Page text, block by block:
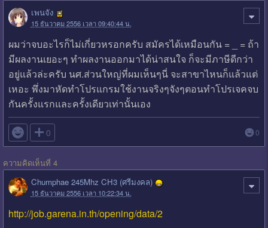
เพนจัง
15 ธันวาคม 2556 เวลา 09:40:44 น.
ผมว่าจบอะไรก็ไม่เกี่ยวหรอกครับ สมัครได้เหมือนกัน = _ = ถ้า
มีผลงานเยอะๆ ทำผลงานออกมาได้น่าสนใจ ก็จะมีภาษีดีกว่า
อยู่แล้วล่ะครับ นศ.ส่วนใหญ่ที่ผมเห็นๆนี่ จะสาขาไหนก็แล้วแต่
เหอะ พึ่งมาหัดทำโปรแกรมใช้งานจริงๆจังๆตอนทำโปรเจคจบ
กันครั้งแรกและครั้งเดียวเท่านั้นเอง
 0 0
ความคิดเห็นที่ 4
Chumphae 245Mhz CH3 (ศรีมงคล)
15 ธันวาคม 2556 เวลา 10:22:34 น.
http://job.garena.in.th/opening/data/2